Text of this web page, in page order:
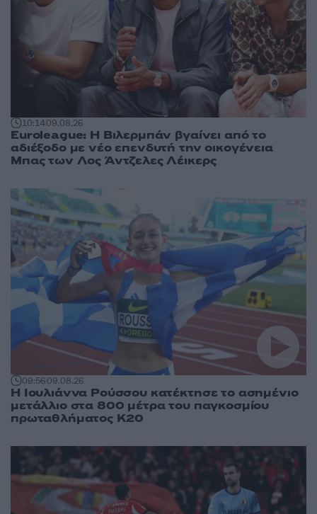
10:1409.08.26
Euroleague: Η Βιλερμπάν βγαίνει από το
αδιέξοδο με νέο επενδυτή την οικογένεια
Μπας των Λος Άντζελες Λέικερς
09:5609.08.26
Η Ιουλιάννα Ρούσσου κατέκτησε το ασημένιο
μετάλλιο στα 800 μέτρα του παγκοσμίου
πρωταθλήματος Κ20